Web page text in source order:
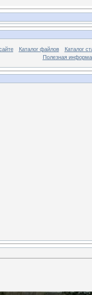
Каталог файлов
Каталог
Полезная